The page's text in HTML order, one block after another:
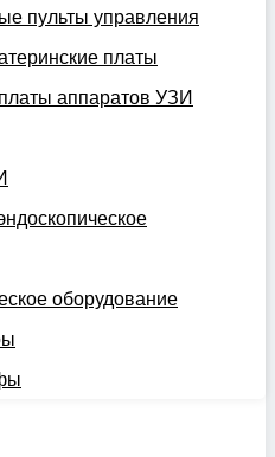
пульты управления
платы
аппаратов УЗИ
оборудование